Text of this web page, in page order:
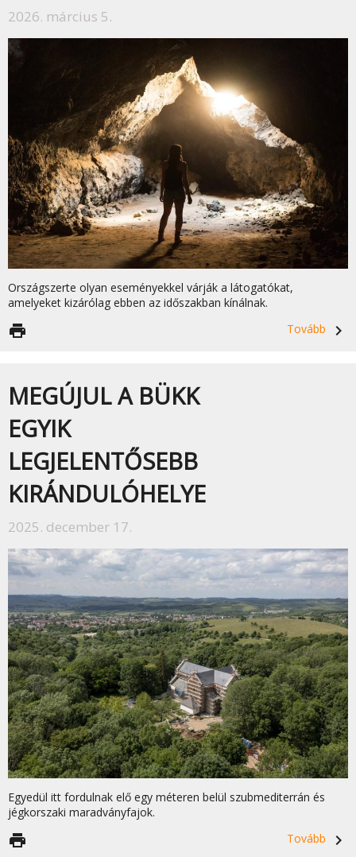
2026. március 5.
Országszerte olyan eseményekkel várják a látogatókat,
amelyeket kizárólag ebben az időszakban kínálnak.
Tovább
navigate_next
print
MEGÚJUL A BÜKK
EGYIK
LEGJELENTŐSEBB
KIRÁNDULÓHELYE
2025. december 17.
Egyedül itt fordulnak elő egy méteren belül szubmediterrán és
jégkorszaki maradványfajok.
Tovább
navigate_next
print